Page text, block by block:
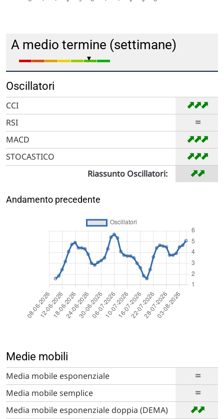
A medio termine (settimane)
Oscillatori
CCI ➡
➡
➡
RSI =
MACD ➡
➡
➡
STOCASTICO ➡
➡
➡
Riassunto Oscillatori: ➡
➡
Andamento precedente
Medie mobili
Media mobile esponenziale =
Media mobile semplice =
Media mobile esponenziale doppia (DEMA) ➡
➡